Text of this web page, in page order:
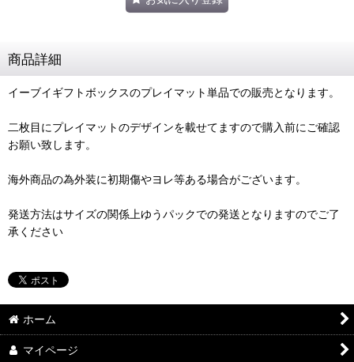
商品詳細
イーブイギフトボックスのプレイマット単品での販売となります。
二枚目にプレイマットのデザインを載せてますので購入前にご確認
お願い致します。
海外商品の為外装に初期傷やヨレ等ある場合がございます。
発送方法はサイズの関係上ゆうパックでの発送となりますのでご了
承ください
ホーム
マイページ